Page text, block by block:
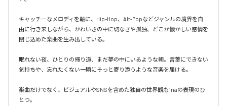
キャッチーなメロディを軸に、Hip-Hop、Alt-Popなどジャンルの境界を自
由に行き来しながら、かわいさの中に切なさや孤独、どこか懐かしい感情を
閉じ込めた楽曲を生み出している。
眠れない夜、ひとりの帰り道、まだ夢の中にいるような朝。言葉にできない
気持ちや、忘れたくない一瞬にそっと寄り添うような音楽を届ける。
楽曲だけでなく、ビジュアルやSNSを含めた独自の世界観も1naの表現のひ
とつ。